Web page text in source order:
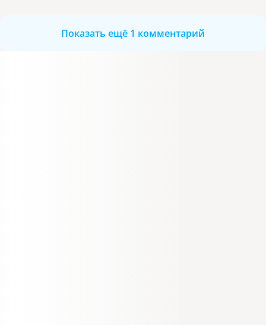
Показать ещё 1 комментарий